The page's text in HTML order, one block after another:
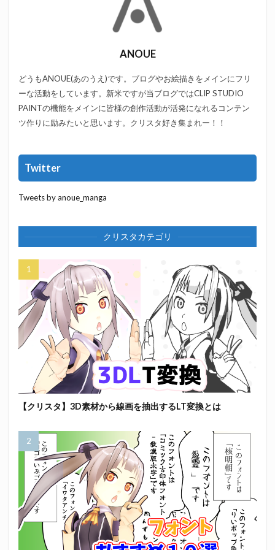
ANOUE
どうもANOUE(あのうえ)です。ブログやお絵描きをメインにフリ
ーな活動をしています。新米ですが当ブログではCLIP STUDIO
PAINTの機能をメインに皆様の創作活動が活発になれるコンテン
ツ作りに励みたいと思います。クリスタ好き集まれー！！
Twitter
Tweets by anoue_manga
クリスタカテゴリ
【クリスタ】3D素材から線画を抽出するLT変換とは